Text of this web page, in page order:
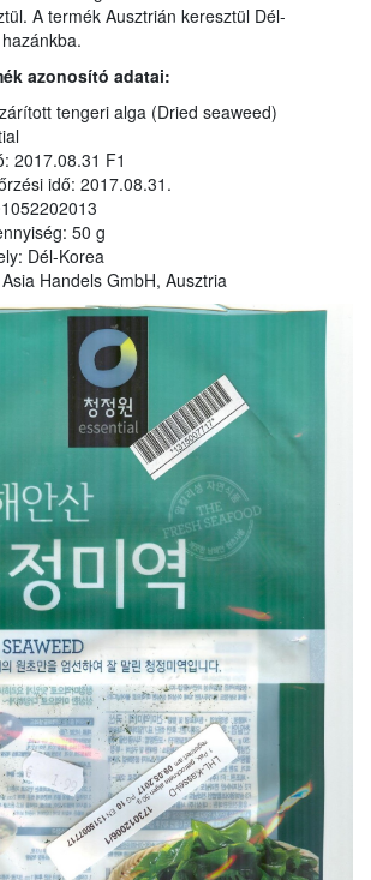
A termék Ausztrián keresztül Dél-
azonosító adatai:
tengeri alga (Dried seaweed)
2017.08.31 F1
idő: 2017.08.31.
50 g
Dél-Korea
Handels GmbH, Ausztria